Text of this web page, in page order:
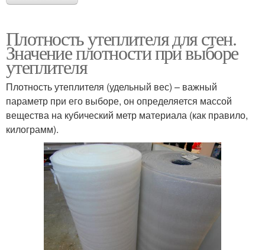
Плотность утеплителя для стен.
Значение плотности при выборе
утеплителя
Плотность утеплителя (удельный вес) – важный
параметр при его выборе, он определяется массой
вещества на кубический метр материала (как правило,
килограмм).